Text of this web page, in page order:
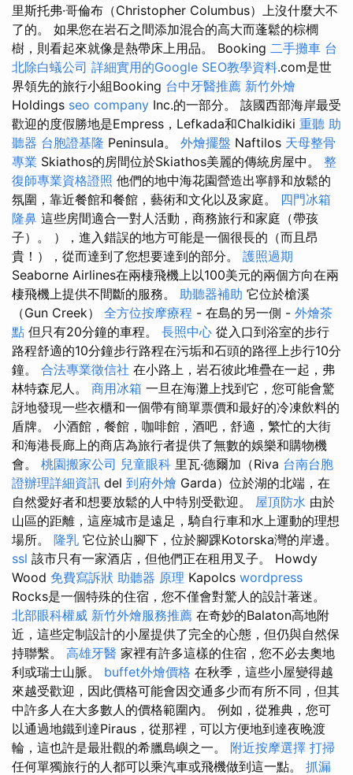
里斯托弗·哥倫布（Christopher Columbus）上沒什麼大不
了的。 如果您在岩石之間添加混合的高大而蓬鬆的棕櫚
樹，則看起來就像是熱帶床上用品。 Booking 二手攤車 台
北除白蟻公司 詳細實用的Google SEO教學資料.com是世
界領先的旅行小組Booking 台中牙醫推薦 新竹外燴
Holdings seo company Inc.的一部分。 該國西部海岸最受
歡迎的度假勝地是Empress，Lefkada和Chalkidiki 重聽 助
聽器 台胞證基隆 Peninsula。 外燴擺盤 Naftilos 天母整骨
專業 Skiathos的房間位於Skiathos美麗的傳統房屋中。 整
復師專業資格證照 他們的地中海花園營造出寧靜和放鬆的
氛圍，靠近餐館和餐館，藝術和文化以及家庭。 四門冰箱
隆鼻 這些房間適合一對人活動，商務旅行和家庭（帶孩
子）。 ），進入錯誤的地方可能是一個很長的（而且昂
貴！），從而達到了您想要達到的部分。 護照過期
Seaborne Airlines在兩棲飛機上以100美元的兩個方向在兩
棲飛機上提供不間斷的服務。 助聽器補助 它位於槍溪
（Gun Creek） 全方位按摩療程 - 在島的另一側 - 外燴茶
點 但只有20分鐘的車程。 長照中心 從入口到浴室的步行
路程舒適的10分鐘步行路程在污垢和石頭的路徑上步行10分
鐘。 合法專業徵信社 在小路上，岩石彼此堆疊在一起，弗
林特森尼人。 商用冰箱 一旦在海灘上找到它，您可能會驚
訝地發現一些衣櫃和一個帶有簡單票價和最好的冷凍飲料的
盾牌。 小酒館，餐館，咖啡館，酒吧，舒適，繁忙的大街
和海港長廊上的商店為旅行者提供了無數的娛樂和購物機
會。 桃園搬家公司 兒童眼科 里瓦·德爾加（Riva 台南台胞
證辦理詳細資訊 del 到府外燴 Garda）位於湖的北端，在
自然愛好者和想要放鬆的人中特別受歡迎。 屋頂防水 由於
山區的距離，這座城市是遠足，騎自行車和水上運動的理想
場所。 隆乳 它位於山腳下，位於腳踝Kotorska灣的岸邊。
ssl 該市只有一家酒店，但他們正在租用叉子。 Howdy
Wood 免費寫訴狀 助聽器 原理 Kapolcs wordpress
Rocks是一個特殊的住宿，您不僅會對驚人的設計著迷。
北部眼科權威 新竹外燴服務推薦 在奇妙的Balaton高地附
近，這些定制設計的小屋提供了完全的心態，但仍與自然保
持聯繫。 高雄牙醫 家裡有許多這樣的住宿，您不必去奧地
利或瑞士山脈。 buffet外燴價格 在秋季，這些小屋變得越
來越受歡迎，因此價格可能會因交通多少而有所不同，但其
中許多人在大多數人的價格範圍內。 例如，從雅典，您可
以通過地鐵到達Piraus，從那裡，可以方便地到達夜晚渡
輪，這也許是最壯觀的希臘島嶼之一。 附近按摩選擇 打掃
任何單獨旅行的人都可以乘汽車或飛機做到這一點。 抓漏